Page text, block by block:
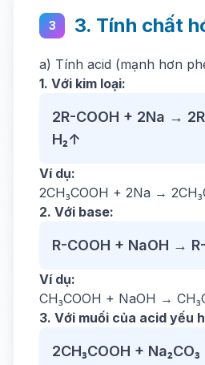
3 3. Tính chất
a) Tính acid (mạnh hơn
1. Với kim loại:
2R-COOH + 2Na →
H₂↑
Ví dụ:
2CH₃COOH + 2Na →
2. Với base:
R-COOH + NaOH →
Ví dụ:
CH₃COOH + NaOH →
3. Với muối của acid yếu
2CH₃COOH +